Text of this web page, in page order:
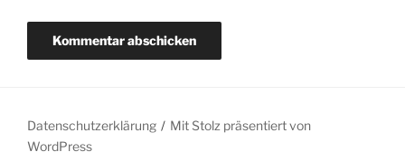
Datenschutzerklärung
Mit Stolz präsentiert von
WordPress